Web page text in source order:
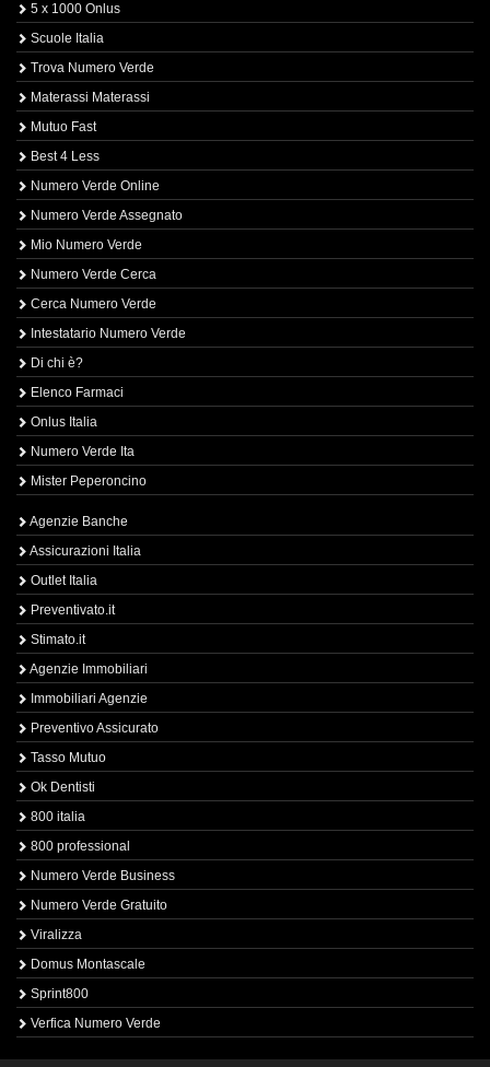
5 x 1000 Onlus
Scuole Italia
Trova Numero Verde
Materassi Materassi
Mutuo Fast
Best 4 Less
Numero Verde Online
Numero Verde Assegnato
Mio Numero Verde
Numero Verde Cerca
Cerca Numero Verde
Intestatario Numero Verde
Di chi è?
Elenco Farmaci
Onlus Italia
Numero Verde Ita
Mister Peperoncino
Agenzie Banche
Assicurazioni Italia
Outlet Italia
Preventivato.it
Stimato.it
Agenzie Immobiliari
Immobiliari Agenzie
Preventivo Assicurato
Tasso Mutuo
Ok Dentisti
800 italia
800 professional
Numero Verde Business
Numero Verde Gratuito
Viralizza
Domus Montascale
Sprint800
Verfica Numero Verde